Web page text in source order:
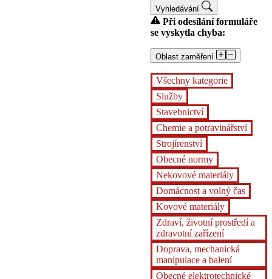
Vyhledávání
Při odesílání formuláře
se vyskytla chyba:
Oblast zaměření
Všechny kategorie
Služby
Stavebnictví
Chemie a potravinářství
Strojírenství
Obecné normy
Nekovové materiály
Domácnost a volný čas
Kovové materiály
Zdraví, životní prostředí a
zdravotní zařízení
Doprava, mechanická
manipulace a balení
Obecné elektrotechnické